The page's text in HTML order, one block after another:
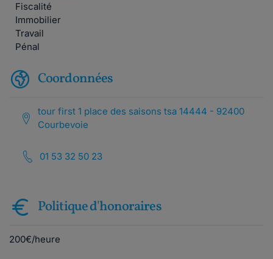
Fiscalité
Immobilier
Travail
Pénal
Coordonnées
tour first 1 place des saisons tsa 14444 - 92400
Courbevoie
01 53 32 50 23
Politique d'honoraires
200€/heure